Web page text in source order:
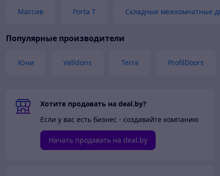
Массив Porta T Складные межкомнатные
Популярные производители
Юни Velldoris Terra ProfilDoors
Хотите продавать на deal.by?
Если у вас есть бизнес - создавайте компанию
Начать продавать на deal.by